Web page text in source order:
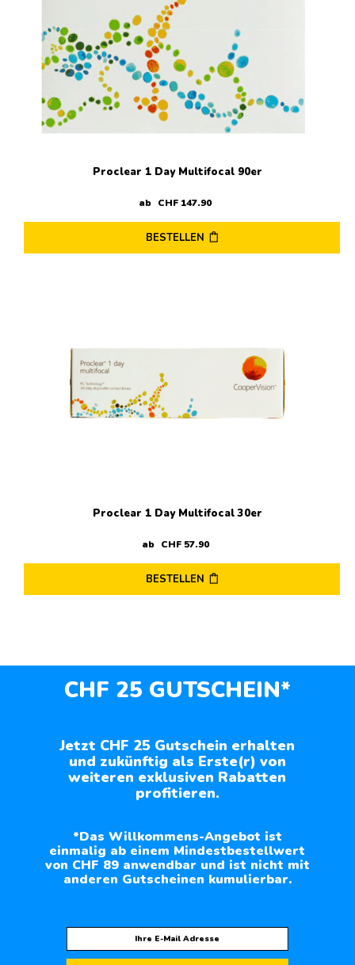
Produktseite
gewählt
werden
Proclear 1 Day Multifocal 90er
ab CHF 147.90
BESTELLEN
auf.
können
auf
Proclear 1 Day Multifocal 30er
ab CHF57.90
BESTELLEN
auf.
können
auf
der
Produktseite
werden
CHF 25 GUTSCHEIN*
Jetzt CHF 25 Gutschein erhalten
und zukünftig als Erste(r) von
weiteren exklusiven Rabatten
profitieren.
*Das Willkommens-Angebot ist
einmalig ab einem Mindestbestellwert
von CHF 89 anwendbar und ist nicht mit
anderen Gutscheinen kumulierbar.